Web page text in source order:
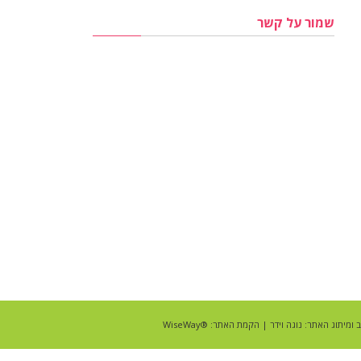
שמור על קשר
ומיתוג האתר: נוגה וידר | הקמת האתר: ®WiseWay